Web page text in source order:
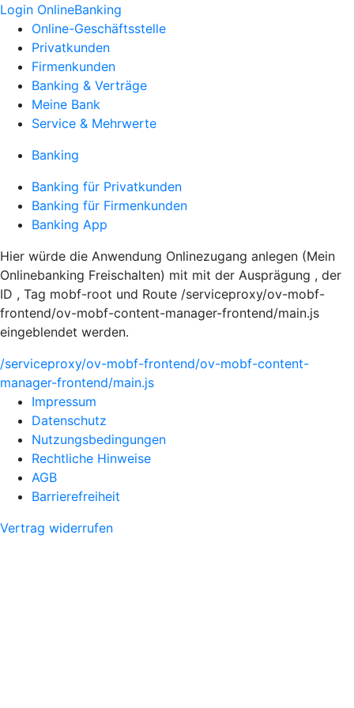
Login OnlineBanking
Online-Geschäftsstelle
Privatkunden
Firmenkunden
Banking & Verträge
Meine Bank
Service & Mehrwerte
Banking
Banking für Privatkunden
Banking für Firmenkunden
Banking App
Hier würde die Anwendung Onlinezugang anlegen (Mein
Onlinebanking Freischalten) mit mit der Ausprägung , der
ID , Tag mobf-root und Route /serviceproxy/ov-mobf-
frontend/ov-mobf-content-manager-frontend/main.js
eingeblendet werden.
/serviceproxy/ov-mobf-frontend/ov-mobf-content-
manager-frontend/main.js
Impressum
Datenschutz
Nutzungsbedingungen
Rechtliche Hinweise
AGB
Barrierefreiheit
Vertrag widerrufen